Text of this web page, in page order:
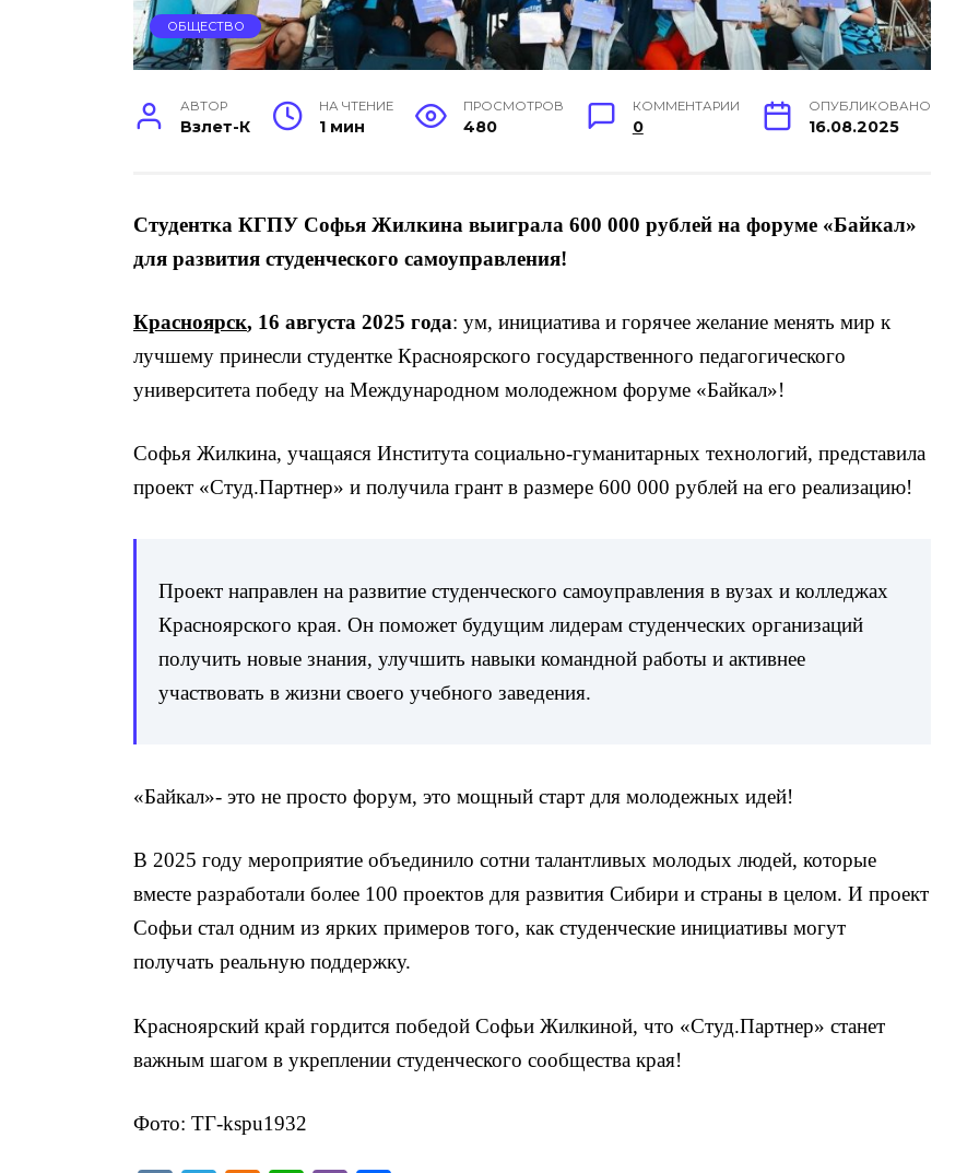
ОБЩЕСТВО
АВТОР
Взлет-К
НА ЧТЕНИЕ
1 мин
ПРОСМОТРОВ
480
КОММЕНТАРИИ
0
ОПУБЛИКОВАНО
16.08.2025
Студентка КГПУ Софья Жилкина выиграла 600 000 рублей на форуме «Байкал»
для развития студенческого самоуправления!
Красноярск, 16 августа 2025 года: ум, инициатива и горячее желание менять мир к
лучшему принесли студентке Красноярского государственного педагогического
университета победу на Международном молодежном форуме «Байкал»!
Софья Жилкина, учащаяся Института социально-гуманитарных технологий, представила
проект «Студ.Партнер» и получила грант в размере 600 000 рублей на его реализацию!
Проект направлен на развитие студенческого самоуправления в вузах и колледжах
Красноярского края. Он поможет будущим лидерам студенческих организаций
получить новые знания, улучшить навыки командной работы и активнее
участвовать в жизни своего учебного заведения.
«Байкал»- это не просто форум, это мощный старт для молодежных идей!
В 2025 году мероприятие объединило сотни талантливых молодых людей, которые
вместе разработали более 100 проектов для развития Сибири и страны в целом. И проект
Софьи стал одним из ярких примеров того, как студенческие инициативы могут
получать реальную поддержку.
Красноярский край гордится победой Софьи Жилкиной, что «Студ.Партнер» станет
важным шагом в укреплении студенческого сообщества края!
Фото: ТГ-kspu1932